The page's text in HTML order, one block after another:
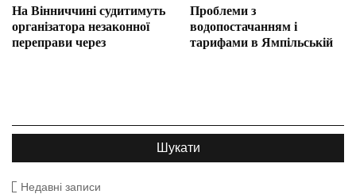
На Вінниччині судитимуть
організатора незаконної
переправи через
Проблеми з
водопостачанням і
тарифами в Ямпільській
Недавні записи